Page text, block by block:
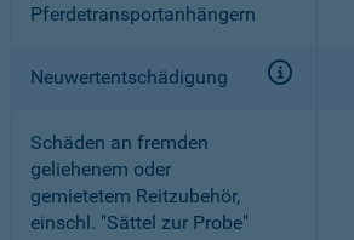
Pferdetransportanhängern
Neuwertentschädigung
Schäden an fremden
geliehenem oder
gemietetem Reitzubehör,
einschl. "Sättel zur Probe"